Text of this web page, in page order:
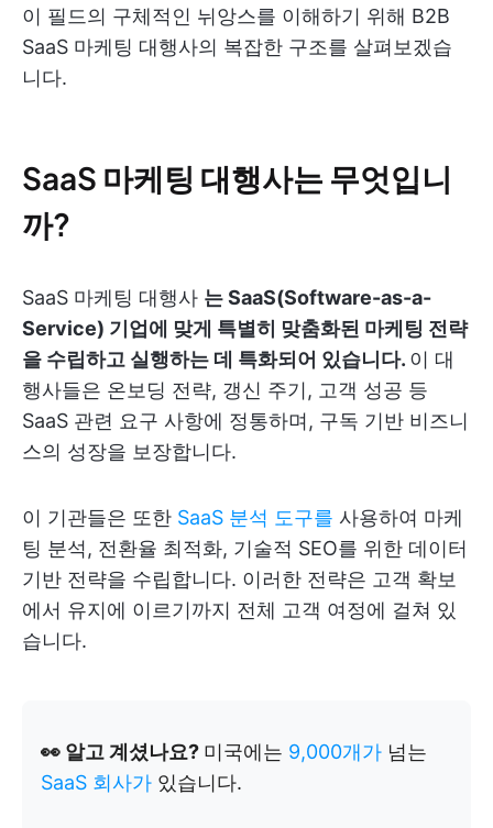
이 필드의 구체적인 뉘앙스를 이해하기 위해 B2B
SaaS 마케팅 대행사의 복잡한 구조를 살펴보겠습
니다.
SaaS 마케팅 대행사는 무엇입니
까?
SaaS 마케팅 대행사 는 SaaS(Software-as-a-
Service) 기업에 맞게 특별히 맞춤화된 마케팅 전략
을 수립하고 실행하는 데 특화되어 있습니다. 이 대
행사들은 온보딩 전략, 갱신 주기, 고객 성공 등
SaaS 관련 요구 사항에 정통하며, 구독 기반 비즈니
스의 성장을 보장합니다.
이 기관들은 또한 SaaS 분석 도구를 사용하여 마케
팅 분석, 전환율 최적화, 기술적 SEO를 위한 데이터
기반 전략을 수립합니다. 이러한 전략은 고객 확보
에서 유지에 이르기까지 전체 고객 여정에 걸쳐 있
습니다.
👀 알고 계셨나요? 미국에는 9,000개가 넘는
SaaS 회사가 있습니다.